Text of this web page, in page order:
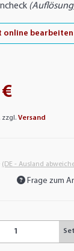
online bearbeiten
zzgl.Versand
(DE - Ausland
Frage zum
Set